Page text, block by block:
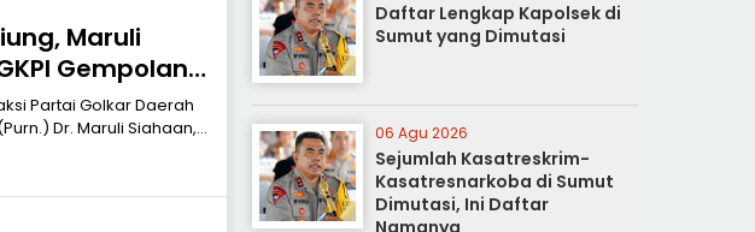
Maruli
Gempolan
Dr. Maruli Siahaan,
Daftar Lengkap Kapolsek di
Sumut yang Dimutasi
06 Agu 2026
Sejumlah Kasatreskrim-
Kasatresnarkoba di Sumut
Dimutasi, Ini Daftar
Namanya